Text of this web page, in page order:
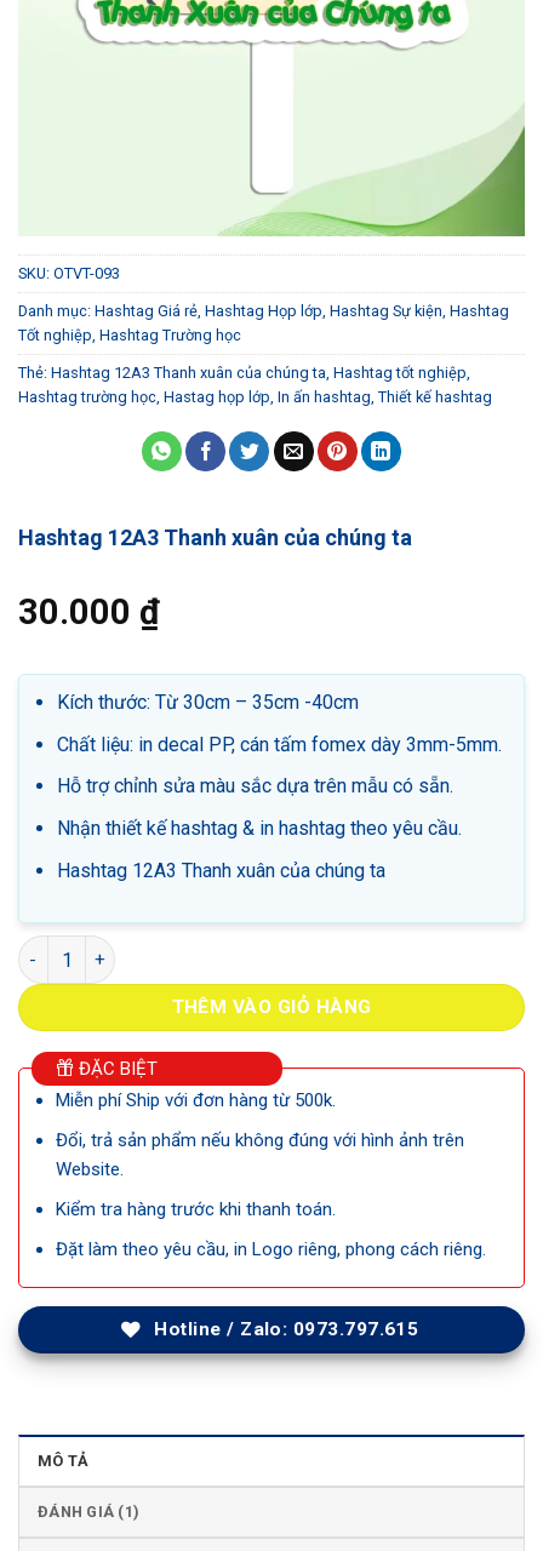
SKU: OTVT-093
Danh mục: Hashtag Giá rẻ Hashtag Họp lớp Hashtag Sự kiện Hashtag
Tốt nghiệp Hashtag Trường học
Thẻ: Hashtag 12A3 Thanh xuân của chúng ta Hashtag tốt nghiệp
Hashtag trường học Hastag họp lớp In ấn hashtag Thiết kế hashtag
Hashtag 12A3 Thanh xuân của chúng ta
30.000 ₫
Kích thước: Từ 30cm – 35cm -40cm
Chất liệu: in decal PP, cán tấm fomex dày 3mm-5mm.
Hỗ trợ chỉnh sửa màu sắc dựa trên mẫu có sẵn.
Nhận thiết kế hashtag & in hashtag theo yêu cầu.
Hashtag 12A3 Thanh xuân của chúng ta
Hashtag 12A3 Thanh xuân của chúng ta số lượng
THÊM VÀO GIỎ HÀNG
ĐẶC BIỆT
Miễn phí Ship với đơn hàng từ 500k.
Đổi, trả sản phẩm nếu không đúng với hình ảnh trên
Website.
Kiểm tra hàng trước khi thanh toán.
Đặt làm theo yêu cầu, in Logo riêng, phong cách riêng.
Hotline / Zalo: 0973.797.615
MÔ TẢ
ĐÁNH GIÁ (1)